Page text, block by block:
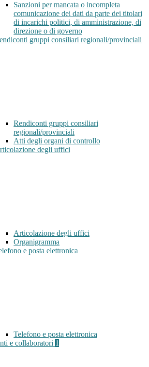
Sanzioni per mancata o incompleta
comunicazione dei dati da parte dei titolari
di incarichi politici, di amministrazione, di
direzione o di governo
gruppi consiliari regionali/provinciali
Rendiconti gruppi consiliari
regionali/provinciali
Atti degli organi di controllo
degli uffici
Articolazione degli uffici
Organigramma
e posta elettronica
Telefono e posta elettronica
e collaboratori 1